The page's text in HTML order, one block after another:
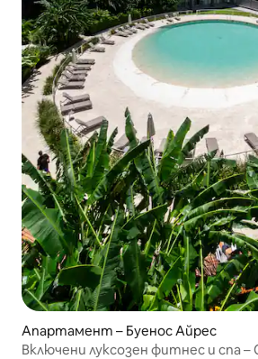
Апартамент – Буенос Айрес
Включени луксозен фитнес и спа –